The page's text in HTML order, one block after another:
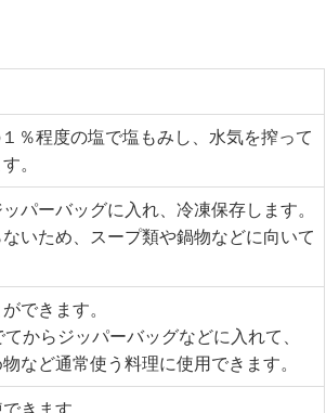
％程度の塩で塩もみし、水気を搾って
。
パーバッグに入れ、冷凍保存します。
いため、スープ類や鍋物などに向いて
できます。
からジッパーバッグなどに入れて、
など通常使う料理に使用できます。